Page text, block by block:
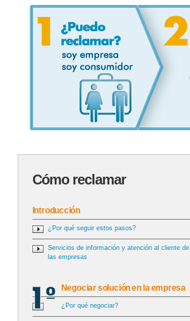
Cómo reclamar
Introducción
¿Por qué seguir estos pasos?
Servicios de información y atención al cliente de
las empresas
Negociar solución en la empresa
¿Por qué negociar?